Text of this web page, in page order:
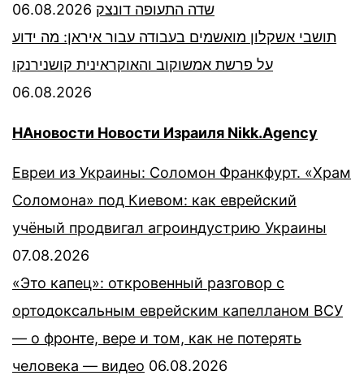
שדה התעופה דונצק 06.08.2026
תושבי אשקלון מואשמים בעבודה עבור איראן: מה ידוע
על פרשת אמשוקוב והאוקראינית קושנירנקו
06.08.2026
НАновости Новости Израиля Nikk.Agency
Евреи из Украины: Соломон Франкфурт. «Храм
Соломона» под Киевом: как еврейский
учёный продвигал агроиндустрию Украины
07.08.2026
«Это капец»: откровенный разговор с
ортодоксальным еврейским капелланом ВСУ
— о фронте, вере и том, как не потерять
человека — видео 06.08.2026